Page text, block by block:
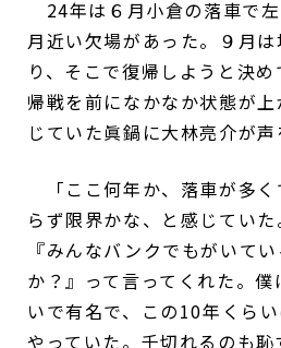
24年は６月小倉の落車で
月近い欠場があった。９月
り、そこで復帰しようと決
帰戦を前になかなか状態が
じていた眞鍋に大林亮介が声
「ここ何年か、落車が多
らず限界かな、と感じてい
『みんなバンクでもがいて
か？』って言ってくれた。
いで有名で、この10年くら
やっていた。千切れるのも